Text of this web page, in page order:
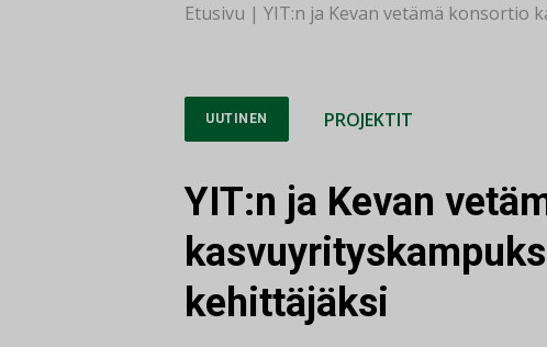
Etusivu | YIT:n ja Kevan vetämä konsortio
UUTINEN PROJEKTIT
YIT:n ja Kevan
kehittäjäksi